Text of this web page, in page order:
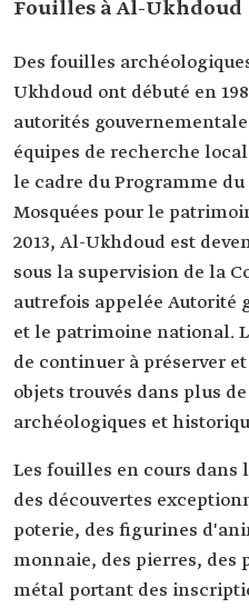
Fouilles à Al-Ukhdoud
Des fouilles
Ukhdoud ont débuté en
autorités
équipes de recherche
le cadre du Programme
Mosquées pour le
2013, Al-Ukhdoud est
sous la supervision de la
autrefois appelée Autorité
et le patrimoine national.
de continuer à préserver
objets trouvés dans plus
archéologiques et
Les fouilles en cours
des découvertes
poterie, des figurines
monnaie, des pierres, des
métal portant des